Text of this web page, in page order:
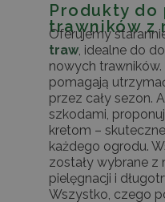
Produkty do
trawników z
Oferujemy
traw, idealne do
nowych trawników.
pomagają
przez cały sezon.
szkodami,
kretom –
każdego ogrodu.
zostały wybrane z
pielęgnacji i
Wszystko, czego